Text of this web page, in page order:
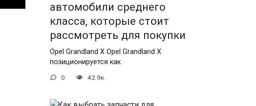
автомобили среднего
класса, которые стоит
рассмотреть для покупки
Opel Grandland X Opel Grandland X
позиционируется как
0 42.9к.